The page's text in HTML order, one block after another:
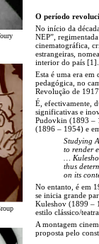
O período
No início da
NEP”,
cinematográfica,
estrangeiras,
interior do país [1].
Esta é uma era em
pedagógica, no
Revolução de
É, efectivamente,
significativas e
Pudovkin (1893 –
(1896 – 1954) e
Studying
to render
…
thus
on its
No entanto, é em
se inicia grande
Kuleshov (1899 –
estilo clássico/
A montagem
proposta pelo